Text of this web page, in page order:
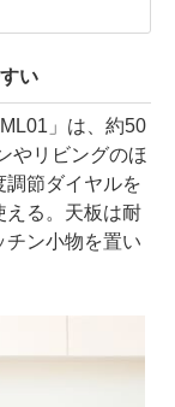
い
」は、約50
やリビングのほ
調節ダイヤルを
える。天板は耐
チン小物を置い